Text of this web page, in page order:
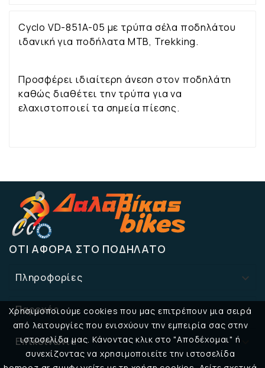
Χρησιμοποιούμε cookies που μας επιτρέπουν μια σειρά
από λειτουργίες που ενισχύουν την εμπειρία σας στην
ιστοσελίδα μας. Κάνοντας κλικ στο "Αποδέχομαι" ή
συνεχίζοντας να χρησιμοποιείτε την ιστοσελίδα
Cyclo VD-851Α-05 με τρύπα σέλα ποδηλάτου
ιδανική για ποδήλατα MTB, Trekking.
Προσφέρει ιδιαίτερη άνεση στον ποδηλάτη
καθώς διαθέτει την τρύπα για να
ελαχιστοποιεί τα σημεία πίεσης.
ΌΤΙ ΑΦΟΡΆ ΣΤΟ ΠΟΔΉΛΑΤΟ
Πληροφορίες 
Παροχές 
Επικοινωνία 